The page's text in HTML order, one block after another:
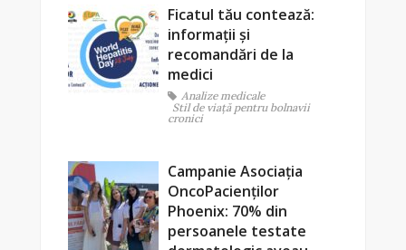
Ficatul tău contează:
informații și
recomandări de la
medici
Analize medicale
Stil de viaţă pentru bolnavii
cronici
Campanie Asociația
OncoPacienților
Phoenix: 70% din
persoanele testate